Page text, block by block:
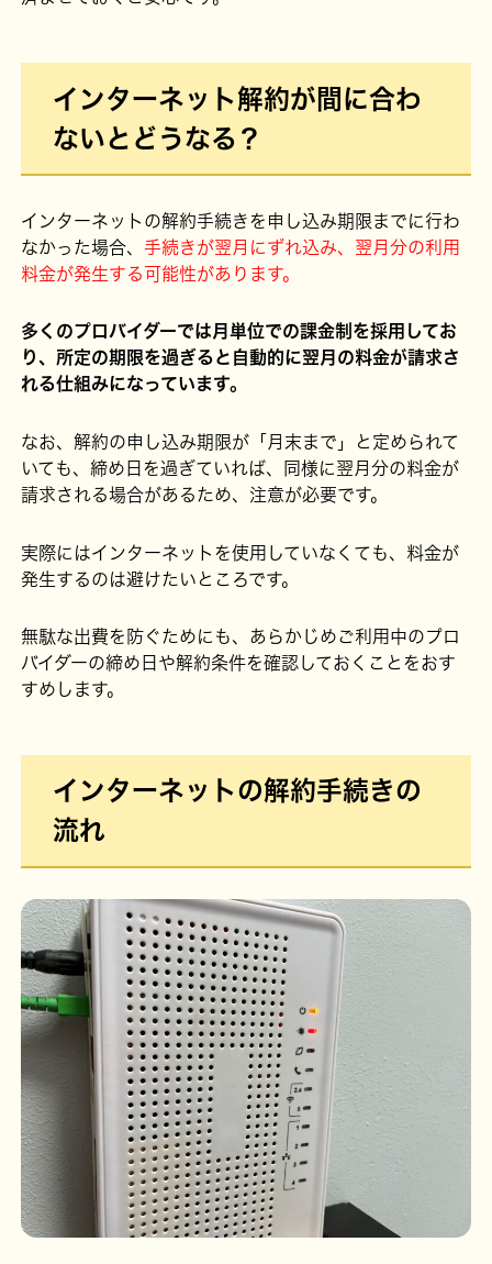
インターネット解約が間に合わ
ないとどうなる？
インターネットの解約手続きを申し込み期限までに行わ
なかった場合、 手続きが翌月にずれ込み、翌月分の利用
料金が発生する可能性があります。
多くのプロバイダーでは月単位での課金制を採用してお
り、所定の期限を過ぎると自動的に翌月の料金が請求さ
れる仕組みになっています。
なお、解約の申し込み期限が「月末まで」と定められて
いても、締め日を過ぎていれば、同様に翌月分の料金が
請求される場合があるため、注意が必要です。
実際にはインターネットを使用していなくても、料金が
発生するのは避けたいところです。
無駄な出費を防ぐためにも、あらかじめご利用中のプロ
バイダーの締め日や解約条件を確認しておくことをおす
すめします。
インターネットの解約手続きの
流れ